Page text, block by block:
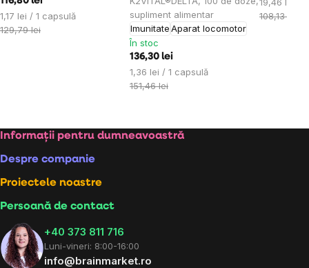
Evaluare
preţ:
1,17 lei / 1 capsulă
129,79 lei
supliment alimentar
ImunitateAparat locomotor
În stoc
136,30 lei
Evaluare
preţ:
1,36 lei / 1 capsulă
151,46 lei
preţ:
19,46 lei /
108,13 lei
Subsol
Informații pentru dumneavoastră
Despre companie
Proiectele noastre
Persoană de contact
+40 373 811 716
Luni-vineri: 8:00-16:00
info@brainmarket.ro